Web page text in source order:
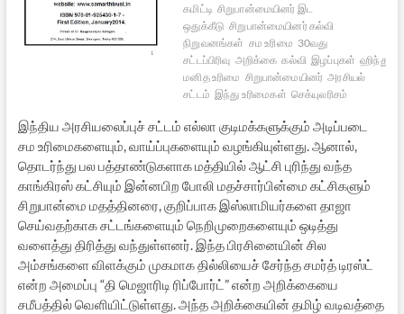
கமிட்டி சிறுபான்மையினர் இட
ஒதுக்கீடு சிறுபான்மையினர் கல்வி
நிறுவனங்கள் சம உரிமை 30வது
சட்டப்பிரிவு அறிக்கை கல்வி இழப்புகள் ஹிந்து
மனித உரிமை சிறுபான்மையினர் அரசியல்
சட்டம் இந்து உரிமைகள் செக்யுலரிசம்
இந்திய அரசியலைப்புச் சட்டம் எல்லா குடிமக்களுக்கும் அடிப்படை
சம உரிமைகளையும், வாய்ப்புகளையும் வழங்கியுள்ளது. ஆனால்,
தொடர்ந்து பல பத்தாண்டுகளாக மத்தியில் ஆட்சி புரிந்து வந்த
காங்கிரஸ் கட்சியும் இன்னபிற போலி மதச்சார்பின்மை கட்சிகளும்
சிறுபான்மை மதத்தினரை, குறிப்பாக இஸ்லாமியர்களை தாஜா
செய்வதற்காக சட்டங்களையும் நெறிமுறைகளையும் ஒடித்து
வளைத்து திரித்து வந்துள்ளனர். இந்த பிரசினையின் சில
அம்சங்களை விளக்கும் முகமாக தில்லியைச் சேர்ந்த சமர்த் டிரஸ்ட்
என்ற அமைப்பு “தி மெஜாரிடி ரிப்போர்ட்” என்ற அறிக்கையை
சமீபத்தில் வெளியிட்டுள்ளது. அந்த அறிக்கையின் தமிழ் வடிவத்தை